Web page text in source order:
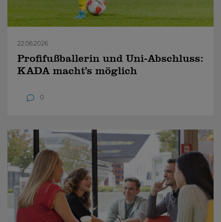
22.06.2026
Profifußballerin und Uni-Abschluss:
KADA macht’s möglich
0